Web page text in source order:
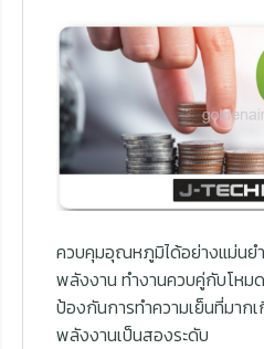
ควบคุมอุณหภูมิได้อย่างแม่นย
พลังงาน ทำงานควบคู่กับโหม
ป้องกันการทำความเย็นที่มาก
พลังงานเป็นสองระดับ